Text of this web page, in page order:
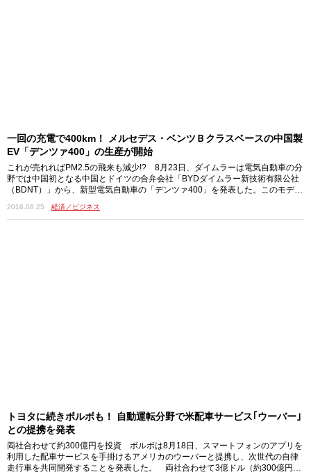
一回の充電で400km！ メルセデス・ベンツＢクラスベースの中国製
EV「デンツァ400」の生産が開始
これが売れればPM2.5の飛来も減少!? 8月23日、ダイムラーは電気自動車の分
野では中国初となる中国とドイツの合弁会社「BYDダイムラー新技術有限公社
（BDNT）」から、新型電気自動車の「デンツァ400」を発表した。このモデル
Tでは2014年に47.5kWhのバッテリーを搭載したデンツァの第一世代モデルを
中国市場に投入しており、2015年には約3000台を販売。ニューモデルのデンツ
2016.08.25 経済／ビジネス
トヨタに続きボルボも！ 自動運転分野で米配車サービス｢ウーバー｣
との提携を発表
両社合わせて約300億円を投資 ボルボは8月18日、スマートフォンのアプリを
利用した配車サービスを手掛けるアメリカのウーバーと提携し、次世代の自律
走行車を共同開発することを発表した。 両社合わせて3億ドル（約300億円）